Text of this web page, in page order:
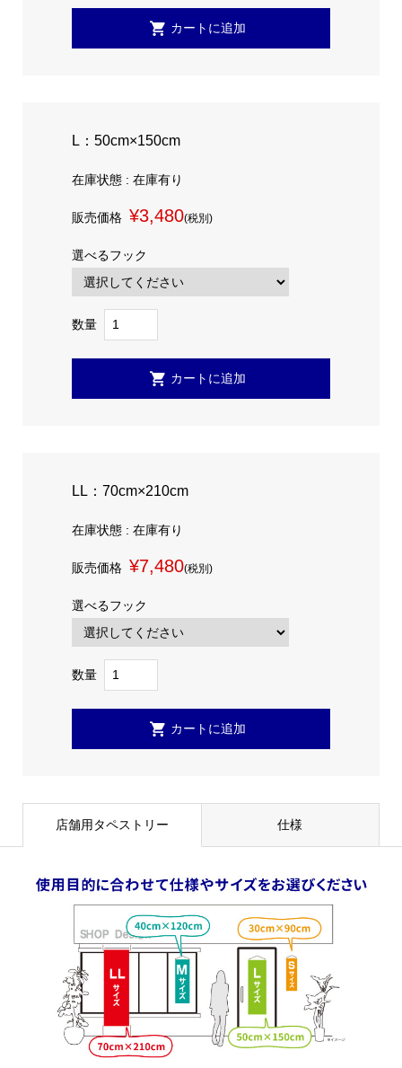
L：50cm×150cm
在庫状態 : 在庫有り
販売価格 ¥3,480(税別)
選べるフック
数量
LL：70cm×210cm
在庫状態 : 在庫有り
販売価格 ¥7,480(税別)
選べるフック
数量
店舗用タペストリー 仕様